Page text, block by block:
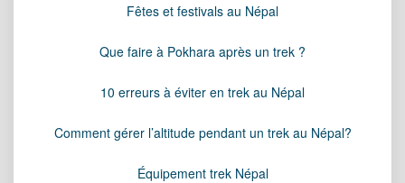
Fêtes et festivals au Népal
Que faire à Pokhara après un trek ?
10 erreurs à éviter en trek au Népal
Comment gérer l’altitude pendant un trek au Népal?
Équipement trek Népal